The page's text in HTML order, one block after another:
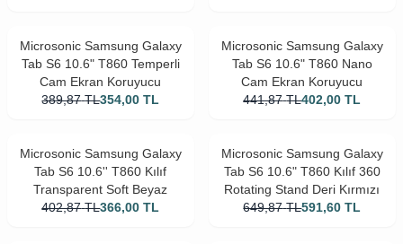
Microsonic Samsung Galaxy
Tab S6 10.6" T860 Temperli
Cam Ekran Koruyucu
389,87 TL354,00 TL
Microsonic Samsung Galaxy
Tab S6 10.6" T860 Nano
Cam Ekran Koruyucu
441,87 TL402,00 TL
Microsonic Samsung Galaxy
Tab S6 10.6'' T860 Kılıf
Transparent Soft Beyaz
402,87 TL366,00 TL
Microsonic Samsung Galaxy
Tab S6 10.6" T860 Kılıf 360
Rotating Stand Deri Kırmızı
649,87 TL591,60 TL